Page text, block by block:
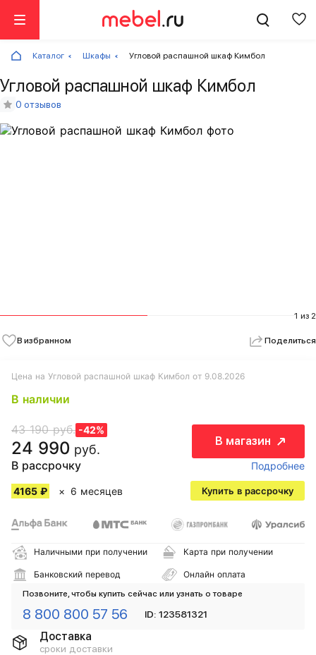
Каталог Шкафы Угловой распашной шкаф Кимбол
Угловой распашной шкаф Кимбол
0 отзывов
1 из 2
В избранном Поделиться
Цена на Угловой распашной шкаф Кимбол от 9.08.2026
В наличии
43 190 руб. -42%
24 990 руб.
В магазин
В рассрочку Подробнее
4165 ₽ 6 месяцев Купить в рассрочку
Наличными при получении Карта при получении
Банковский перевод Онлайн оплата
Позвоните, чтобы купить сейчас или узнать о товаре
8 800 800 57 56 ID: 123581321
Доставка
сроки доставки